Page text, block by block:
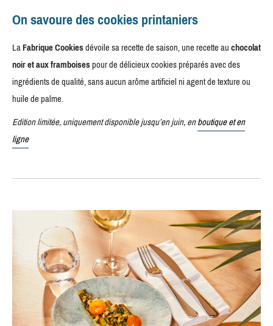
On savoure des cookies printaniers
LaFabrique Cookiesdévoile sa recette de saison, une recette auchocolat
noir et aux framboisespour de délicieux cookies préparés avec des
ingrédients de qualité, sans aucun arôme artificiel ni agent de texture ou
huile de palme.
Edition limitée, uniquement disponible jusqu’en juin, enboutique et en
ligne